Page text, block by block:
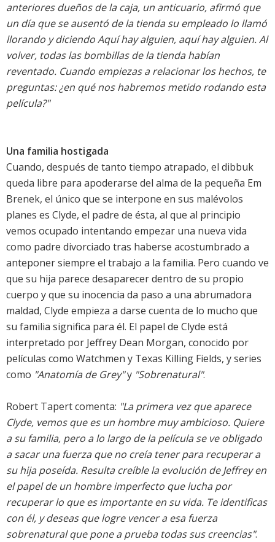
anteriores dueños de la caja, un anticuario, afirmó que
un día que se ausentó de la tienda su empleado lo llamó
llorando y diciendo Aquí hay alguien, aquí hay alguien. Al
volver, todas las bombillas de la tienda habían
reventado. Cuando empiezas a relacionar los hechos, te
preguntas: ¿en qué nos habremos metido rodando esta
película?"
Una familia hostigada
Cuando, después de tanto tiempo atrapado, el dibbuk
queda libre para apoderarse del alma de la pequeña Em
Brenek, el único que se interpone en sus malévolos
planes es Clyde, el padre de ésta, al que al principio
vemos ocupado intentando empezar una nueva vida
como padre divorciado tras haberse acostumbrado a
anteponer siempre el trabajo a la familia. Pero cuando ve
que su hija parece desaparecer dentro de su propio
cuerpo y que su inocencia da paso a una abrumadora
maldad, Clyde empieza a darse cuenta de lo mucho que
su familia significa para él. El papel de Clyde está
interpretado por Jeffrey Dean Morgan, conocido por
películas como Watchmen y Texas Killing Fields, y series
como "Anatomía de Grey"y "Sobrenatural".
Robert Tapert comenta: "La primera vez que aparece
Clyde, vemos que es un hombre muy ambicioso. Quiere
a su familia, pero a lo largo de la película se ve obligado
a sacar una fuerza que no creía tener para recuperar a
su hija poseída. Resulta creíble la evolución de Jeffrey en
el papel de un hombre imperfecto que lucha por
recuperar lo que es importante en su vida. Te identificas
con él, y deseas que logre vencer a esa fuerza
sobrenatural que pone a prueba todas sus creencias".